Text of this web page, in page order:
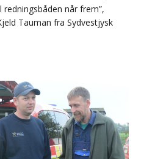
når frem”,
Tauman fra Sydvestjysk